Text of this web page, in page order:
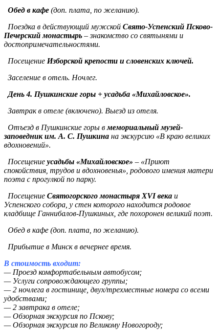
Обед в кафе (доп. плата, по желанию).
Поездка в действующий мужской Свято-Успенский Псково-
Печерский монастырь – знакомство со святынями и
достопримечательностями.
Посещение Изборской крепости и словенских ключей.
Заселение в отель. Ночлег.
День 4. Пушкинские горы + усадьба «Михайловское».
Завтрак в отеле (включено). Выезд из отеля.
Отъезд в Пушкинские горы вмемориальный музей-
заповедник им. А. С. Пушкина на экскурсию «В краю великих
вдохновений».
Посещение усадьбы «Михайловское» – «Приют
спокойствия, трудов и вдохновенья», родового имения матери
поэта с прогулкой по парку.
Посещение Святогорского монастыря XVI века и
Успенского собора, у стен которого находится родовое
кладбище Ганнибалов-Пушкиных, где похоронен великий поэт.
Обед в кафе (доп. плата, по желанию).
Прибытие в Минск в вечернее время.
В стоимость входит:
— Проезд комфортабельным автобусом;
— Услуги сопровождающего группы;
— 2 ночлега в гостинице, двух/трехместные номера со всеми
удобствами;
— 2 завтрака в отеле;
— Обзорная экскурсия по Пскову;
— Обзорная экскурсия по Великому Новогороду;